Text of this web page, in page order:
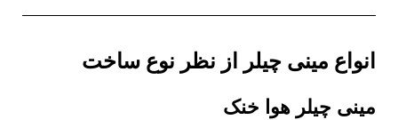
انواع مینی چیلر از نظر نوع ساخت
مینی چیلر هوا خنک